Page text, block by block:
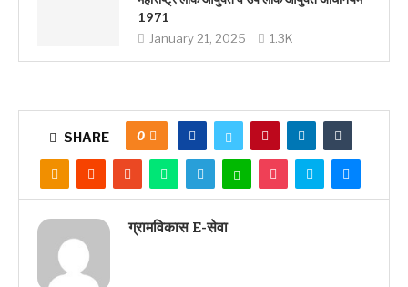
1971
January 21, 2025 1.3K
SHARE 0
ग्रामविकास E-सेवा